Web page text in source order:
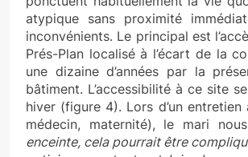
atypique sans proximité
inconvénients. Le principal est
Prés-Plan localisé à l’écart de la
une dizaine d’années par la
bâtiment. L’accessibilité à ce site
hiver (figure 4). Lors d’un
médecin, maternité), le mari
enceinte, cela pourrait être